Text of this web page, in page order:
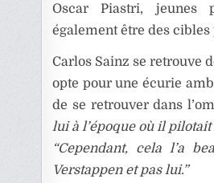
Oscar Piastri, jeunes
également être des
Carlos Sainz se retrouve
opte pour une écurie
de se retrouver dans
lui à l’époque où il
“Cependant, cela l’a
Verstappen et pas lui.”